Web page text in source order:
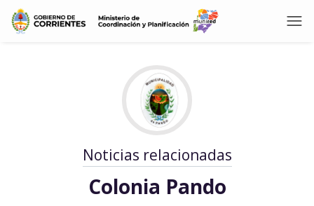
Noticias relacionadas
Colonia Pando